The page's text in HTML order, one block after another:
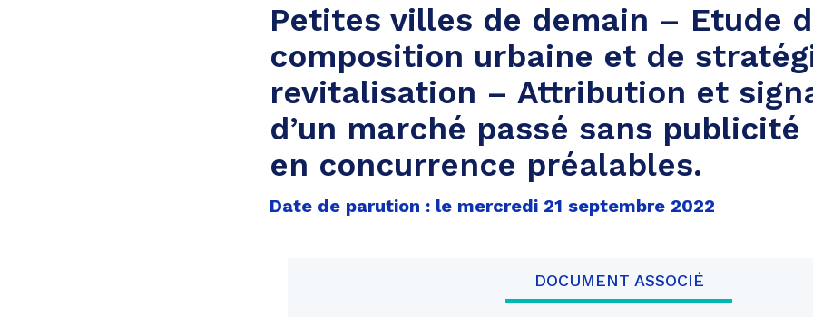
Petites villes de demain – Etude
composition urbaine et de
revitalisation – Attribution et
d’un marché passé sans publicité
en concurrence préalables.
Date de parution : le mercredi 21 septembre 2022
DOCUMENT ASSOCIÉ